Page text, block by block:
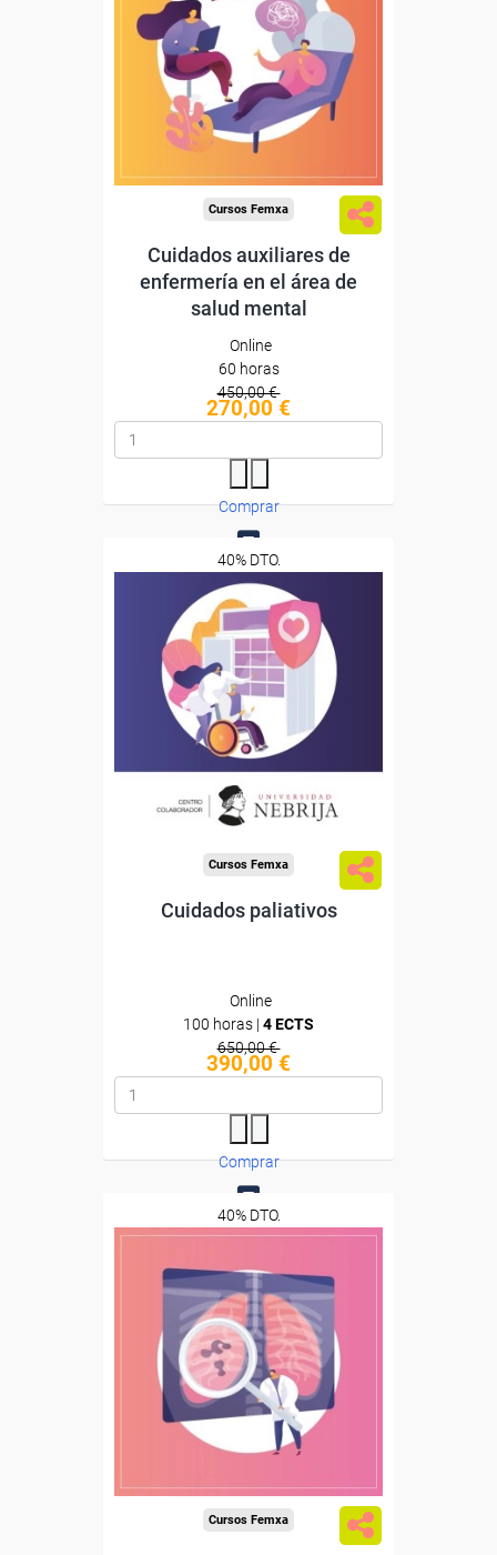
Sin requisitos de acceso
Diploma
Compra segura
Cursos Femxa
Cuidados auxiliares de
enfermería en el área de
salud mental
Online
60 horas
450,00 €
270,00 €
Comprar
0
40% DTO.
Descuentos especiales
Sin requisitos de acceso
Doble titulación
Compra segura
Cursos Femxa
Cuidados paliativos
Online
100 horas | 4 ECTS
650,00 €
390,00 €
Comprar
0
40% DTO.
Descuentos especiales
Sin requisitos de acceso
Diploma
Compra segura
Cursos Femxa